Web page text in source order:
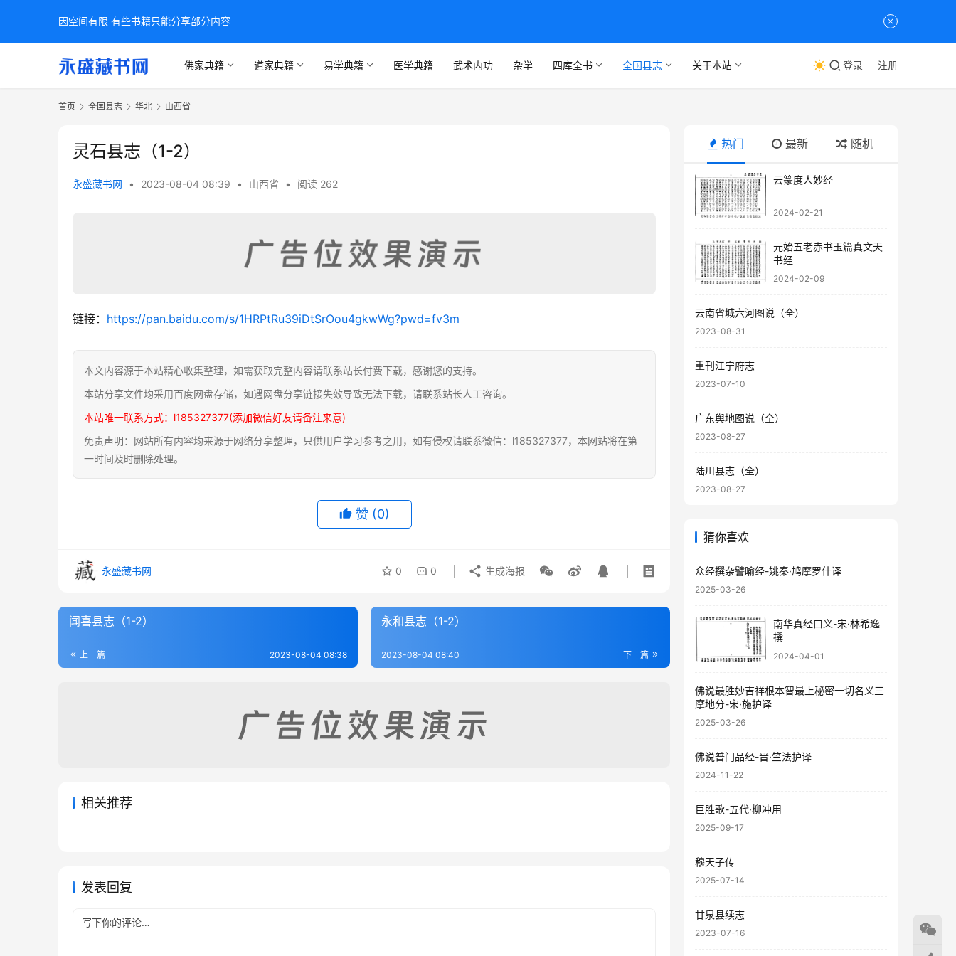
佛家典籍 道家典籍 易学典籍 医学典籍 武术内功 杂学 四库全书 全国县志 关于本站 登录 注册
首页 全国县志 华北 山西省
灵石县志（1-2）
永盛藏书网 • 2023-08-04 08:39 • 山西省 • 阅读 262
链接： https://pan.baidu.com/s/1HRPtRu39iDtSrOou4gkwWg?pwd=fv3m
本文内容源于本站精心收集整理，如需获取完整内容请联系站长付费下载，感谢您的支持。
本站分享文件均采用百度网盘存储，如遇网盘分享链接失效导致无法下载，请联系站长人工咨询。
本站唯一联系方式：l185327377(添加微信好友请备注来意)
免责声明：网站所有内容均来源于网络分享整理，只供用户学习参考之用，如有侵权请联系微信：l185327377，本网站将在第
一时间及时删除处理。
赞 (0)
永盛藏书网 0 0 生成海报
闻喜县志（1-2）
上一篇 2023-08-04 08:38
永和县志（1-2）
下一篇
2023-08-04 08:40
相关推荐
发表回复
热门 最新 随机
云篆度人妙经
2024-02-21
元始五老赤书玉篇真文天
书经
2024-02-09
云南省城六河图说（全）
2023-08-31
重刊江宁府志
2023-07-10
广东舆地图说（全）
2023-08-27
陆川县志（全）
2023-08-27
猜你喜欢
众经撰杂譬喻经-姚秦·鸠摩罗什译
2025-03-26
南华真经口义-宋·林希逸
撰
2024-04-01
佛说最胜妙吉祥根本智最上秘密一切名义三
摩地分-宋·施护译
2025-03-26
佛说普门品经-晋·竺法护译
2024-11-22
巨胜歌-五代·柳冲用
2025-09-17
穆天子传
2025-07-14
甘泉县续志
2023-07-16
因空间有限 有些书籍只能分享部分内容